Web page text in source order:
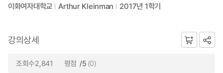
이화여자대학교 Arthur Kleinman 2017년 1학기
강의상세
조회수2,841 평점 /5 (0)